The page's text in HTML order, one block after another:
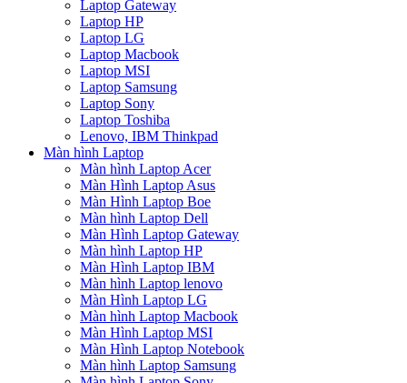
Laptop Gateway
Laptop HP
Laptop LG
Laptop Macbook
Laptop MSI
Laptop Samsung
Laptop Sony
Laptop Toshiba
Lenovo, IBM Thinkpad
Màn hình Laptop
Màn hình Laptop Acer
Màn Hình Laptop Asus
Màn Hình Laptop Boe
Màn hình Laptop Dell
Màn Hình Laptop Gateway
Màn hình Laptop HP
Màn Hình Laptop IBM
Màn hình Laptop lenovo
Màn Hình Laptop LG
Màn hình Laptop Macbook
Màn Hình Laptop MSI
Màn Hình Laptop Notebook
Màn hình Laptop Samsung